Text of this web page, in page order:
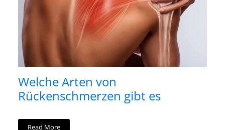
Welche Arten von
Rückenschmerzen gibt es
Read More